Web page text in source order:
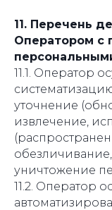
11. Перечень
Оператором с
11.1. Оператор
уточнение
извлечение,
уничтожение
11.2. Оператор